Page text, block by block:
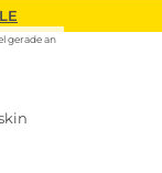
gerade an